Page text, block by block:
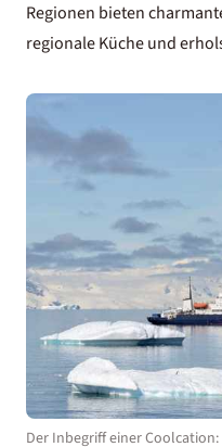
Regionen bieten
regionale Küche und
Der Inbegriff einer